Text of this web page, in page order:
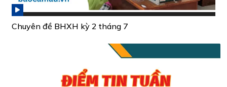
Chuyên đề BHXH kỳ 2 tháng 7